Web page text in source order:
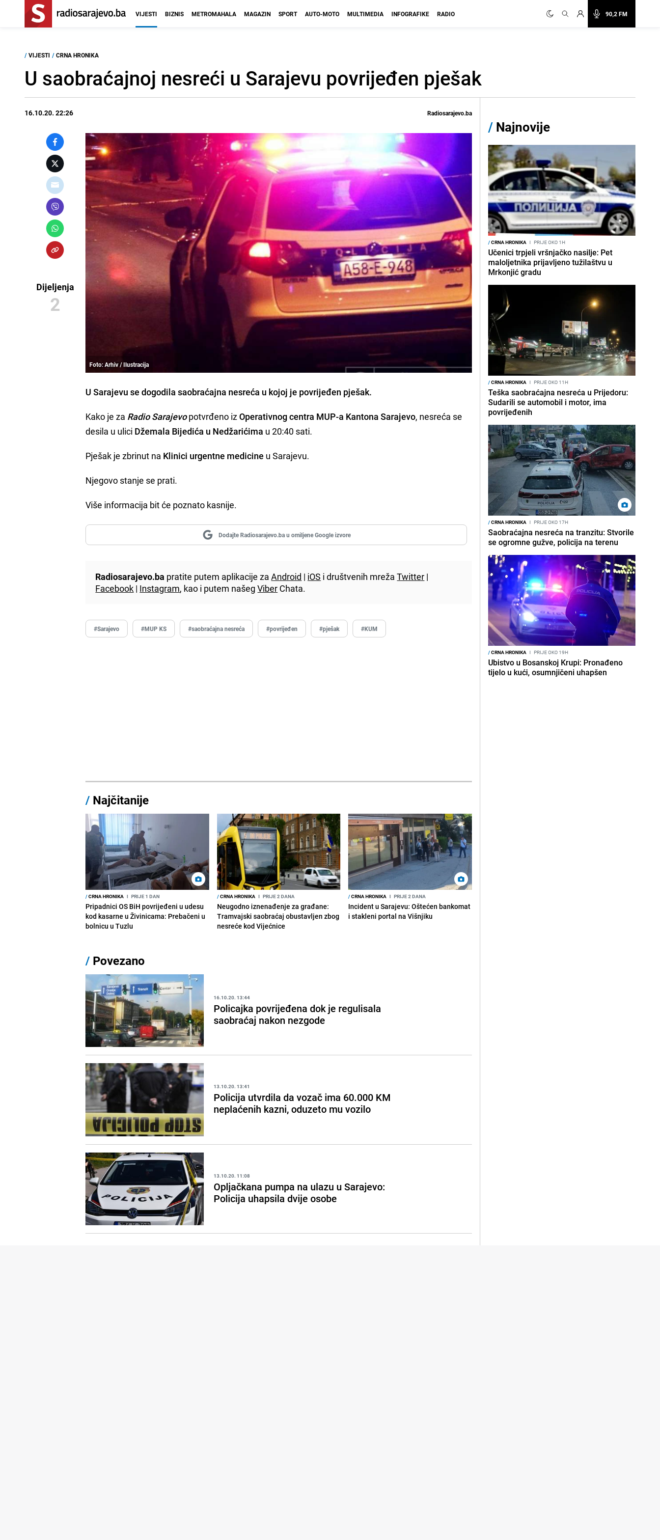
90,2 FM
VIJESTI BIZNIS METROMAHALA MAGAZIN SPORT AUTO-MOTO MULTIMEDIA INFOGRAFIKE RADIO
/ VIJESTI / CRNA HRONIKA
U saobraćajnoj nesreći u Sarajevu povrijeđen pješak
16.10.20. 22:26 Radiosarajevo.ba
Dijeljenja
2
Foto: Arhiv / Ilustracija
USarajevu se dogodilasaobraćajna nesreća u kojoj je povrijeđen pješak.
Kako je za Radio Sarajevopotvrđeno izOperativnog centra MUP-a Kantona Sarajevo, nesreća se
desila u ulici Džemala Bijedića u Nedžarićima u 20:40 sati.
Pješak je zbrinut na Klinici urgentne medicine u Sarajevu.
Njegovo stanje se prati.
Više informacija bit će poznato kasnije.
Dodajte Radiosarajevo.ba u omiljene Google izvore
Radiosarajevo.ba pratite putem aplikacije zaAndroid | iOS i društvenih mrežaTwitter |
Facebook | Instagram, kao i putem našegViber Chata.
#Sarajevo #MUP KS #saobraćajna nesreća #povrijeđen #pješak #KUM
/ Najčitanije
/CRNA HRONIKA I PRIJE 1 DAN
Pripadnici OS BiH povrijeđeni u udesu
kod kasarne u Živinicama: Prebačeni u
bolnicu u Tuzlu
/CRNA HRONIKA I PRIJE 2 DANA
Neugodno iznenađenje za građane:
Tramvajski saobraćaj obustavljen zbog
nesreće kod Vijećnice
/CRNA HRONIKA I PRIJE 2 DANA
Incident u Sarajevu: Oštećen bankomat
i stakleni portal na Višnjiku
/ Povezano
16.10.20. 13:44
Policajka povrijeđena dok je regulisala
saobraćaj nakon nezgode
13.10.20. 13:41
Policija utvrdila da vozač ima 60.000 KM
neplaćenih kazni, oduzeto mu vozilo
13.10.20. 11:08
Opljačkana pumpa na ulazu u Sarajevo:
Policija uhapsila dvije osobe
/ Najnovije
/CRNA HRONIKA I PRIJE OKO 1H
Učenici trpjeli vršnjačko nasilje: Pet
maloljetnika prijavljeno tužilaštvu u
Mrkonjić gradu
/CRNA HRONIKA I PRIJE OKO 11H
Teška saobraćajna nesreća u Prijedoru:
Sudarili se automobil i motor, ima
povrijeđenih
/CRNA HRONIKA I PRIJE OKO 17H
Saobraćajna nesreća na tranzitu: Stvorile
se ogromne gužve, policija na terenu
/CRNA HRONIKA I PRIJE OKO 19H
Ubistvo u Bosanskoj Krupi: Pronađeno
tijelo u kući, osumnjičeni uhapšen